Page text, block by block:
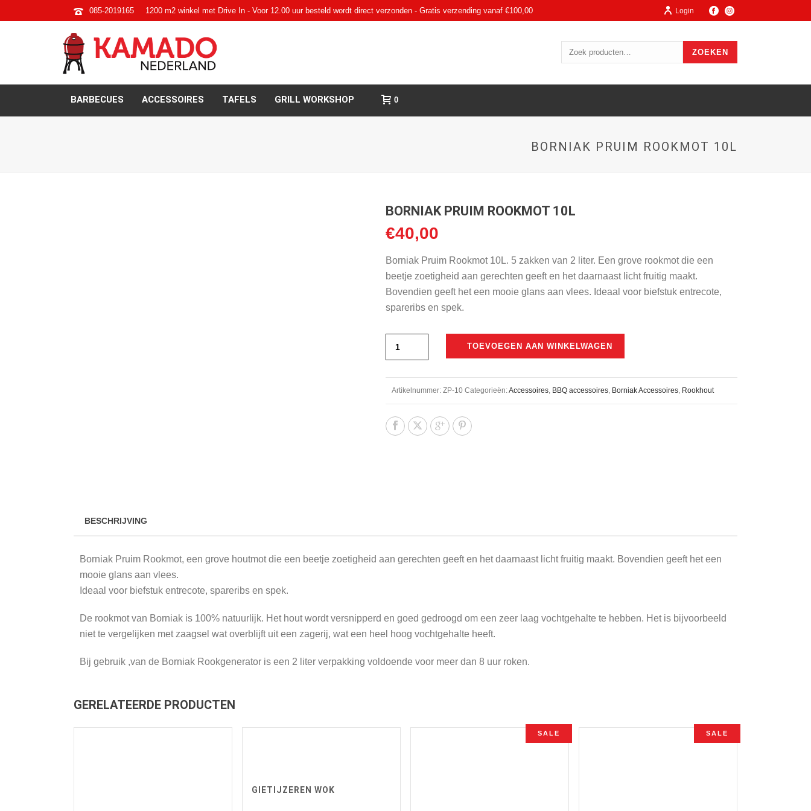
085-2019165 1200 m2 winkel met Drive In - Voor 12.00 uur besteld wordt direct verzonden - Gratis verzending vanaf €100,00 Login
ZOEKEN
BARBECUES ACCESSOIRES TAFELS GRILL WORKSHOP 0
BORNIAK PRUIM ROOKMOT 10L
BORNIAK PRUIM ROOKMOT 10L
€40,00
Borniak Pruim Rookmot 10L. 5 zakken van 2 liter. Een grove rookmot die een
beetje zoetigheid aan gerechten geeft en het daarnaast licht fruitig maakt.
Bovendien geeft het een mooie glans aan vlees. Ideaal voor biefstuk entrecote,
spareribs en spek.
TOEVOEGEN AAN WINKELWAGEN
Artikelnummer: ZP-10 Categorieën:Accessoires, BBQ accessoires, Borniak Accessoires, Rookhout
BESCHRIJVING
Borniak Pruim Rookmot, een grove houtmot die een beetje zoetigheid aan gerechten geeft en het daarnaast licht fruitig maakt. Bovendien geeft het een
mooie glans aan vlees.
Ideaal voor biefstuk entrecote, spareribs en spek.
De rookmot van Borniak is 100% natuurlijk. Het hout wordt versnipperd en goed gedroogd om een zeer laag vochtgehalte te hebben. Het is bijvoorbeeld
niet te vergelijken met zaagsel wat overblijft uit een zagerij, wat een heel hoog vochtgehalte heeft.
Bij gebruik ,van de Borniak Rookgenerator is een 2 liter verpakking voldoende voor meer dan 8 uur roken.
GERELATEERDE PRODUCTEN
GIETIJZEREN WOK
SALE SALE